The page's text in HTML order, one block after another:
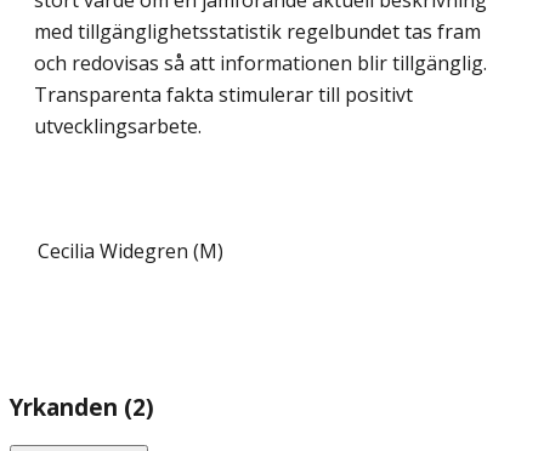
med tillgänglighetsstatistik regelbundet tas fram
och redovisas så att informationen blir tillgänglig.
Transparenta fakta stimulerar till positivt
utvecklingsarbete.
Cecilia Widegren (M)
Yrkanden (2)